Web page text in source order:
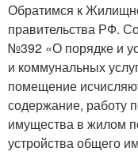
Обратимся к
правительства РФ.
№392 «О порядке и
и коммунальных
помещение
содержание, работу
имущества в жилом
устройства общего